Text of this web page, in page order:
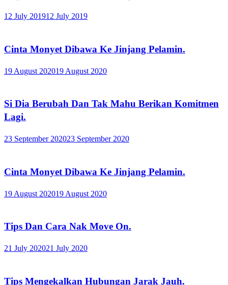
12 July 201912 July 2019
Cinta Monyet Dibawa Ke Jinjang Pelamin.
19 August 202019 August 2020
Si Dia Berubah Dan Tak Mahu Berikan Komitmen
Lagi.
23 September 202023 September 2020
Cinta Monyet Dibawa Ke Jinjang Pelamin.
19 August 202019 August 2020
Tips Dan Cara Nak Move On.
21 July 202021 July 2020
Tips Mengekalkan Hubungan Jarak Jauh.